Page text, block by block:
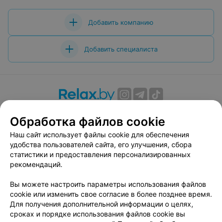
Добавить компанию
Добавить специалиста
Вакансии
Публичный договор
Способы оплаты
Публичный договор по использованию сервиса
«Афиша»
Пользовательское соглашение
Связаться по вопросам сотрудничества
Написать руководителю relax.by
Персональные настройки cookie
Обработка файлов cookie
Наш сайт использует файлы cookie для обеспечения
удобства пользователей сайта, его улучшения, сбора
статистики и предоставления персонализированных
рекомендаций.
Вы можете настроить параметры использования файлов
cookie или изменить свое согласие в более позднее время.
Для получения дополнительной информации о целях,
сроках и порядке использования файлов cookie вы